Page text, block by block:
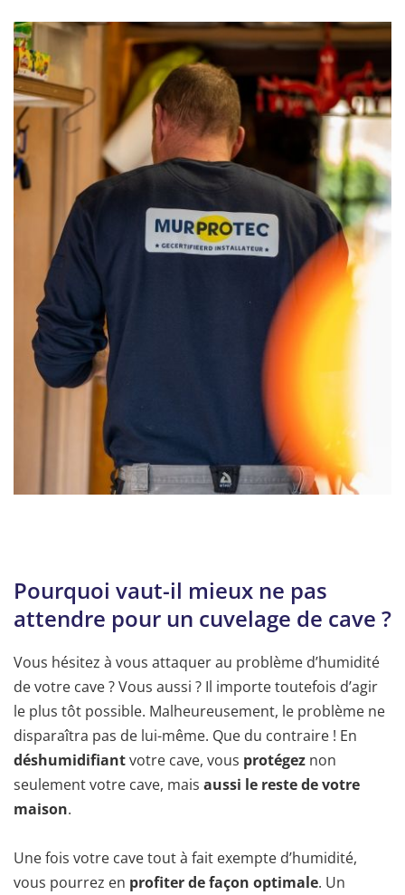
Pourquoi vaut-il mieux ne pas
attendre pour un cuvelage de cave ?
Vous hésitez à vous attaquer au problème d’humidité
de votre cave ? Vous aussi ? Il importe toutefois d’agir
le plus tôt possible. Malheureusement, le problème ne
disparaîtra pas de lui-même. Que du contraire ! En
déshumidifiantvotre cave, vous protégez non
seulement votre cave, mais aussi le reste de votre
maison.
Une fois votre cave tout à fait exempte d’humidité,
vous pourrez en profiter de façon optimale. Un